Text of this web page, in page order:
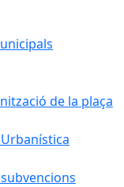
de la plaça